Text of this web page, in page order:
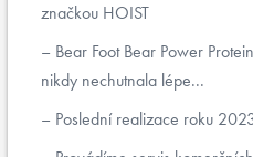
značkou HOIST
Bear Foot Bear Power
nikdy nechutnala lépe...
Poslední realizace roku